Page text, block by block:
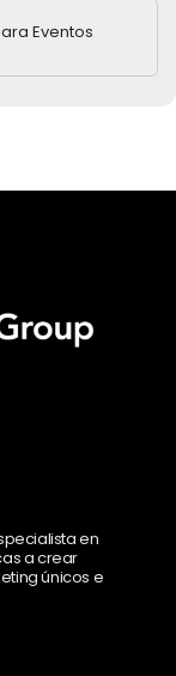
Eventos
en
a crear
únicos e